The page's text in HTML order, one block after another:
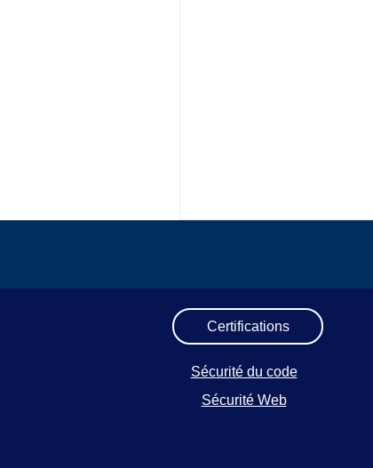
Certifications
Sécurité du code
Sécurité Web